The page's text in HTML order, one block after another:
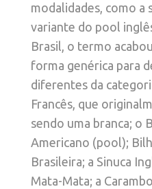
modalidades, como a
variante do pool
Brasil, o termo
forma genérica para
diferentes da
Francês, que
sendo uma branca; o
Americano (pool);
Brasileira; a Sinuca
Mata-Mata; a